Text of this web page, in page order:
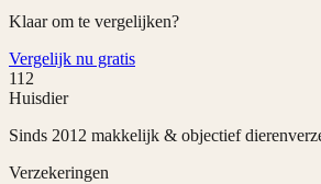
Klaar om te vergelijken?
Vergelijk nu gratis
112
Huisdier
Sinds 2012 makkelijk & objectief
Verzekeringen